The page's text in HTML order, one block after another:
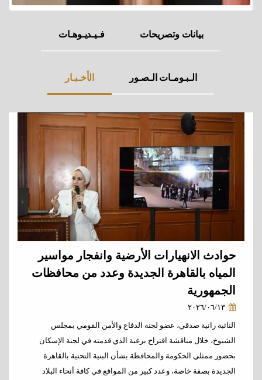
بيانات وتصريحات فـيـديـوهـات
الـبـومـات الـصـور الأخـبـار
حوادث الانهيارات الأرضية وانفجار مواسير
المياه بالقاهرة الجديدة وعدد من محافظات
الجمهورية
النائبة رانية صدقي، عضو لجنة الدفاع والأمن القومي بمجلس
الشيوخ، خلال مناقشة اقتراح برغبة الذي قدمته في لجنة الإسكان
بحضور ممثلي الحكومة والمحافظة بشأن البنية التحتية بالقاهرة
الجديدة بصفة خاصة، وعدد كبير من المواقع في كافة أنحاء البلاد